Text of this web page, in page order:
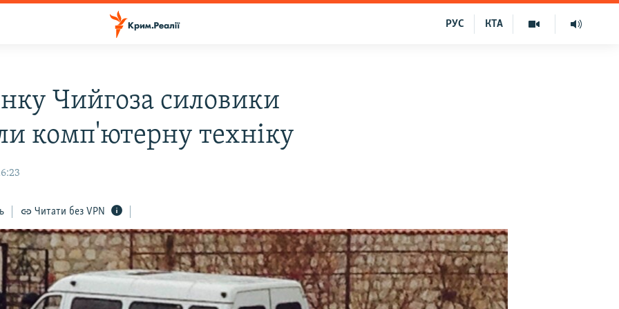
КТА
РУС
Чийгоза силовики
комп'ютерну техніку
Читати без VPN